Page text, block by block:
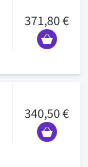
371,80 €
340,50 €